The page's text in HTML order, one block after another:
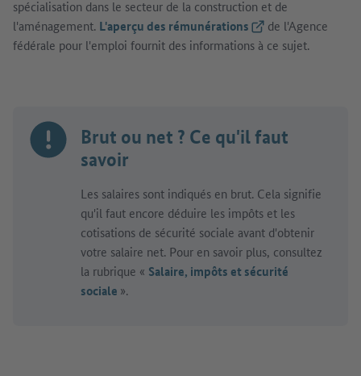
spécialisation dans le secteur de la construction et de
l'aménagement. L'aperçu des rémunérations(Lien externe)
de l'Agence
fédérale pour l'emploi fournit des informations à ce sujet.
Brut ou net ? Ce qu'il faut
savoir
Les salaires sont indiqués en brut. Cela signifie
qu'il faut encore déduire les impôts et les
cotisations de sécurité sociale avant d'obtenir
votre salaire net. Pour en savoir plus, consultez
la rubrique « Salaire, impôts et sécurité
sociale ».